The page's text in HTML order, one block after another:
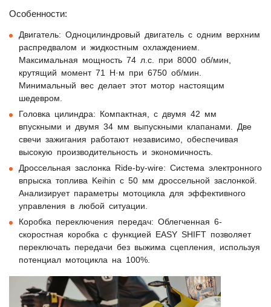
Особенности:
Двигатель: Одноцилиндровый двигатель с одним верхним
распредвалом и жидкостным охлаждением.
Максимальная мощность 74 л.с. при 8000 об/мин,
крутящий момент 71 Н·м при 6750 об/мин.
Минимальный вес делает этот мотор настоящим
шедевром.
Головка цилиндра: Компактная, с двумя 42 мм
впускными и двумя 34 мм выпускными клапанами. Две
свечи зажигания работают независимо, обеспечивая
высокую производительность и экономичность.
Дроссельная заслонка Ride-by-wire: Система электронного
впрыска топлива Keihin с 50 мм дроссельной заслонкой.
Анализирует параметры мотоцикла для эффективного
управления в любой ситуации.
Коробка переключения передач: Облегченная 6-
скоростная коробка с функцией EASY SHIFT позволяет
переключать передачи без выжима сцепления, используя
потенциал мотоцикла на 100%.